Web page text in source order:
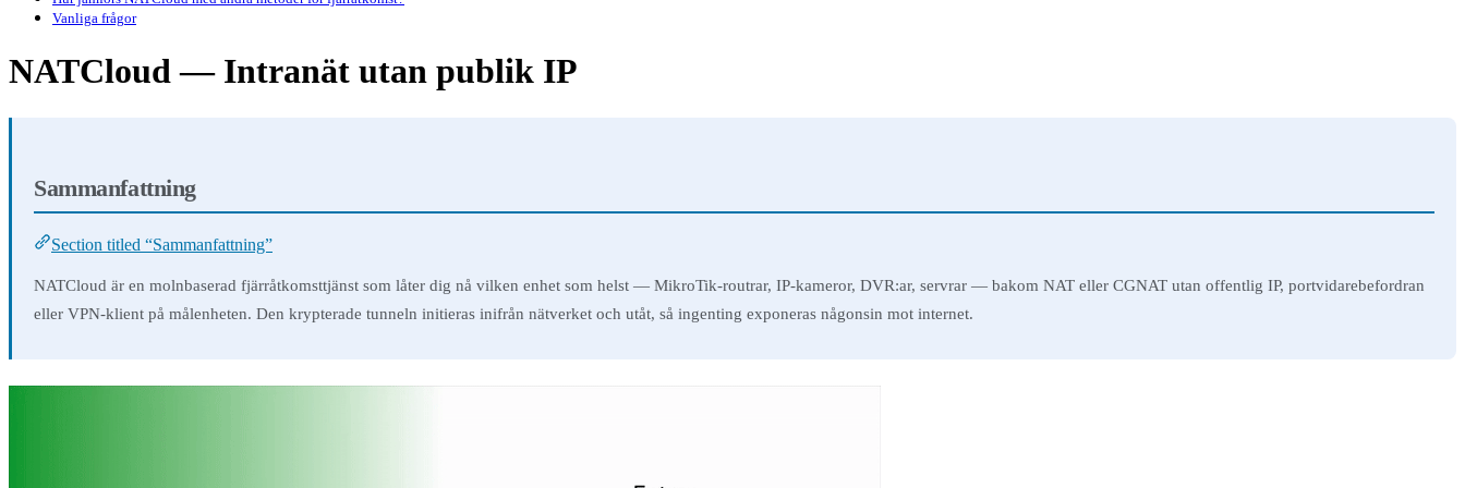
Vanliga frågor
NATCloud — Intranät utan publik IP
Sammanfattning
Section titled “Sammanfattning”
NATCloud är en molnbaserad fjärråtkomsttjänst som låter dig nå vilken enhet som helst — MikroTik-routrar, IP-kameror, DVR:ar, servrar — bakom NAT eller CGNAT utan offentlig IP, portvidarebefordran
eller VPN-klient på målenheten. Den krypterade tunneln initieras inifrån nätverket och utåt, så ingenting exponeras någonsin mot internet.